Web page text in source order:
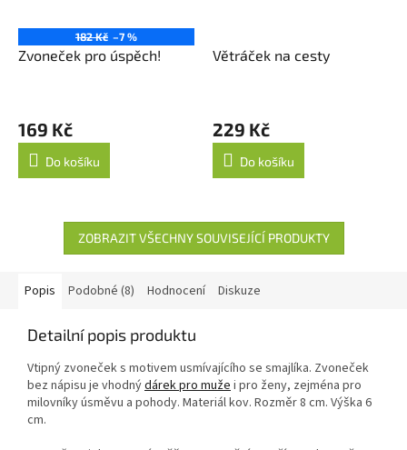
182 Kč –7 %
Zvoneček pro úspěch!
169 Kč
Do košíku
Větráček na cesty
229 Kč
Do košíku
ZOBRAZIT VŠECHNY SOUVISEJÍCÍ PRODUKTY
Popis Podobné (8) Hodnocení Diskuze
Detailní popis produktu
Vtipný zvoneček s motivem usmívajícího se smajlíka. Zvoneček
bez nápisu je vhodnýdárek pro muže i pro ženy, zejména pro
milovníky úsměvu a pohody. Materiál kov. Rozměr 8 cm. Výška 6
cm.